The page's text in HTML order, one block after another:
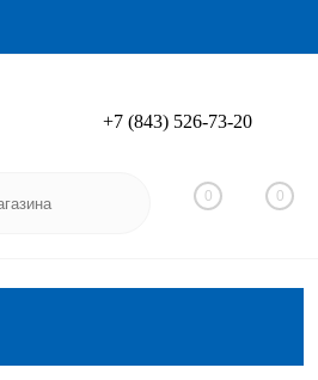
Вход
+7 (843) 526-73-20
0 0